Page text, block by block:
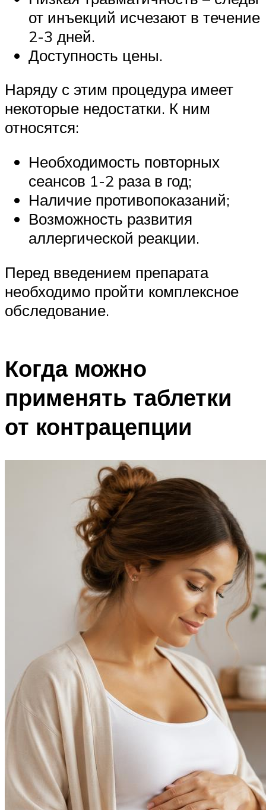
от инъекций исчезают в течение
2-3 дней.
Доступность цены.
Наряду с этим процедура имеет
некоторые недостатки. К ним
относятся:
Необходимость повторных
сеансов 1-2 раза в год;
Наличие противопоказаний;
Возможность развития
аллергической реакции.
Перед введением препарата
необходимо пройти комплексное
обследование.
Когда можно
применять таблетки
от контрацепции